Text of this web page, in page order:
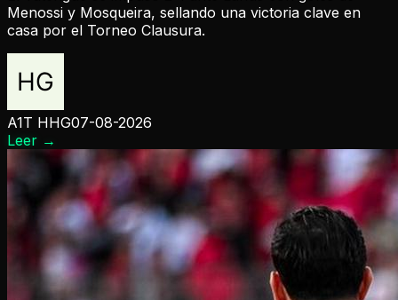
Menossi y Mosqueira, sellando una victoria clave en
casa por el Torneo Clausura.
A1T HHG07-08-2026
Leer →